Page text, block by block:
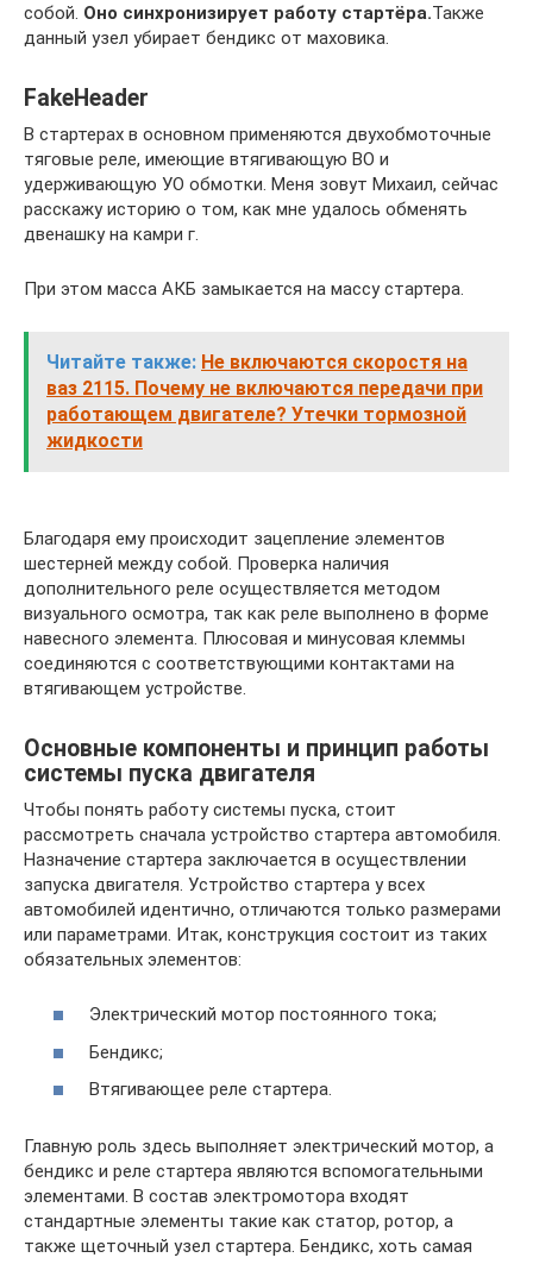
собой. Оно синхронизирует работу стартёра.Также
данный узел убирает бендикс от маховика.
FakeHeader
В стартерах в основном применяются двухобмоточные
тяговые реле, имеющие втягивающую ВО и
удерживающую УО обмотки. Меня зовут Михаил, сейчас
расскажу историю о том, как мне удалось обменять
двенашку на камри г.
При этом масса АКБ замыкается на массу стартера.
Читайте также: Не включаются скоростя на
ваз 2115. Почему не включаются передачи при
работающем двигателе? Утечки тормозной
жидкости
Благодаря ему происходит зацепление элементов
шестерней между собой. Проверка наличия
дополнительного реле осуществляется методом
визуального осмотра, так как реле выполнено в форме
навесного элемента. Плюсовая и минусовая клеммы
соединяются с соответствующими контактами на
втягивающем устройстве.
Основные компоненты и принцип работы
системы пуска двигателя
Чтобы понять работу системы пуска, стоит
рассмотреть сначала устройство стартера автомобиля.
Назначение стартера заключается в осуществлении
запуска двигателя. Устройство стартера у всех
автомобилей идентично, отличаются только размерами
или параметрами. Итак, конструкция состоит из таких
обязательных элементов:
Электрический мотор постоянного тока;
Бендикс;
Втягивающее реле стартера.
Главную роль здесь выполняет электрический мотор, а
бендикс и реле стартера являются вспомогательными
элементами. В состав электромотора входят
стандартные элементы такие как статор, ротор, а
также щеточный узел стартера. Бендикс, хоть самая